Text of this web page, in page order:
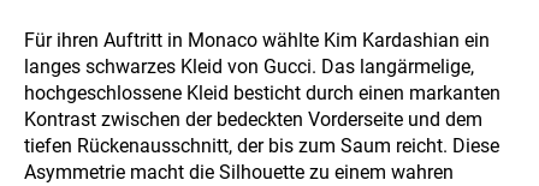
Für ihren Auftritt in Monaco wählte Kim Kardashian ein
langes schwarzes Kleid von Gucci. Das langärmelige,
hochgeschlossene Kleid besticht durch einen markanten
Kontrast zwischen der bedeckten Vorderseite und dem
tiefen Rückenausschnitt, der bis zum Saum reicht. Diese
Asymmetrie macht die Silhouette zu einem wahren